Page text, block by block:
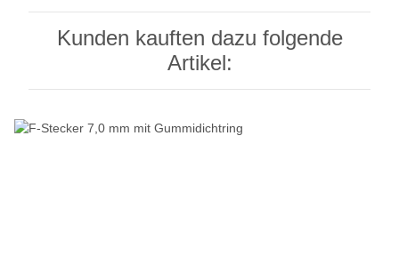
Kunden kauften dazu folgende
Artikel: